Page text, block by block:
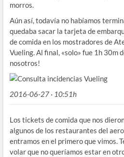
morros.
Aún así, todavía no habíamos
quedaba sacar la tarjeta de
de comida en los mostradores de
Vueling. Al final, «solo» fue 1h 30m
nosotros!
2016-06-27 · 10:51h
Los tickets de comida que nos
algunos de los restaurantes del
entramos en el primero que vimos.
volar que no queríamos estar en